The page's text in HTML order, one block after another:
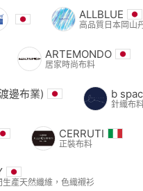
ALLBLUE
高品質日本岡山
ARTEMONDO
居家時尚布料
邊布業) b
針織布
CERRUTI
正裝布料
生產天然纖維，色織襯衫